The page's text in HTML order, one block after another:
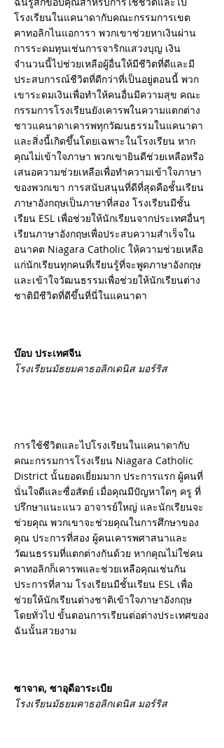
โรงเรียนในแคนาดากับคณะกรรมการเขต
คาทอลิกไนแอการา พวกเขาช่วยหาเงินผ่าน
การระดมทุนเช่นการจาริกแสวงบุญ เงิน
จำนวนนี้ไปช่วยเหลือผู้อื่นให้มีชีวิตที่ดีและมี
ประสบการณ์ชีวิตที่ดีกว่าที่เป็นอยู่ตอนนี้ พวก
เขาระดมเงินเพื่อทำให้คนอื่นมีความสุข คณะ
กรรมการโรงเรียนยังเคารพในความแตกต่าง
ชาวแคนาดาเคารพทุกวัฒนธรรมในแคนาดา
และสิ่งนี้เกิดขึ้นโดยเฉพาะในโรงเรียน หาก
คุณไม่เข้าใจภาษา พวกเขายินดีช่วยเหลือหรือ
เสนอความช่วยเหลือเพื่อทำความเข้าใจภาษา
ของพวกเขา การสนับสนุนที่ดีที่สุดคือชั้นเรียน
ภาษาอังกฤษเป็นภาษาที่สอง โรงเรียนมีชั้น
เรียน ESL เพื่อช่วยให้นักเรียนจากประเทศอื่นๆ
เรียนภาษาอังกฤษเพื่อประสบความสำเร็จใน
อนาคต Niagara Catholic ให้ความช่วยเหลือ
แก่นักเรียนทุกคนที่เรียนรู้ที่จะพูดภาษาอังกฤษ
และเข้าใจวัฒนธรรมเพื่อช่วยให้นักเรียนต่าง
ชาติมีชีวิตที่ดีขึ้นที่นี่ในแคนาดา
บ๊อบ ประเทศจีน
โรงเรียนมัธยมคาธอลิกเดนิส มอร์ริส
การใช้ชีวิตและไปโรงเรียนในแคนาดากับ
คณะกรรมการโรงเรียน Niagara Catholic
District นั้นยอดเยี่ยมมาก ประการแรก ผู้คนที่
นั่นใจดีและซื่อสัตย์ เมื่อคุณมีปัญหาใดๆ ครู ที่
ปรึกษาแนะแนว อาจารย์ใหญ่ และนักเรียนจะ
ช่วยคุณ พวกเขาจะช่วยคุณในการศึกษาของ
คุณ ประการที่สอง ผู้คนเคารพศาสนาและ
วัฒนธรรมที่แตกต่างกันด้วย หากคุณไม่ใช่คน
คาทอลิกก็เคารพและช่วยเหลือคุณเช่นกัน
ประการที่สาม โรงเรียนมีชั้นเรียน ESL เพื่อ
ช่วยให้นักเรียนต่างชาติเข้าใจภาษาอังกฤษ
โดยทั่วไป ขั้นตอนการเรียนต่อต่างประเทศของ
ฉันนั้นสวยงาม
ซาจาด, ซาอุดีอาระเบีย
โรงเรียนมัธยมคาธอลิกเดนิส มอร์ริส